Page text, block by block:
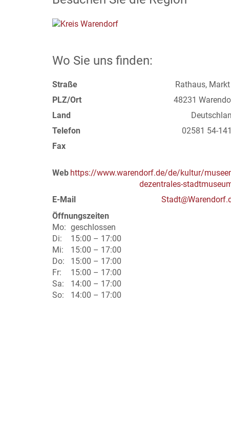
Wo Sie uns finden:
Straße
Rathaus, Markt
PLZ/Ort
48231
Land
Telefon
02581 54-
Fax
Web https://www.warendorf.de/de/kultur/
dezentrales-
E-Mail
Öffnungszeiten
Mo: geschlossen
Di:
15:00 – 17:00
Mi:
15:00 – 17:00
Do:
15:00 – 17:00
Fr:
15:00 – 17:00
Sa:
14:00 – 17:00
So:
14:00 – 17:00